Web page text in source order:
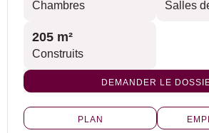
Chambres Salles
205 m²
Construits
DEMANDER LE
PLAN